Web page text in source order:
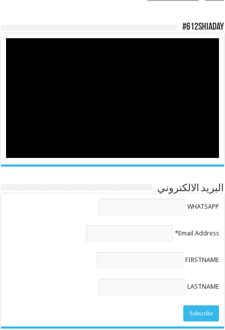
#612ShiaDay
البريد الالكتروني
WHATSAPP
Email Address*
FIRSTNAME
LASTNAME